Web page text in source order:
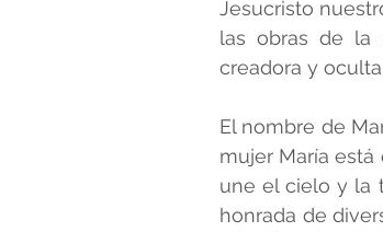
Jesucristo
las obras de la
creadora y
El nombre de
mujer María está
une el cielo y la
honrada de